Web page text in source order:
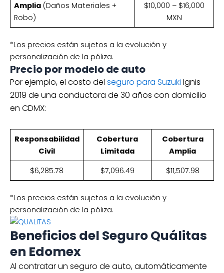
Amplia (Daños Materiales +
Robo)
$10,000 – $16,000
MXN
*Los precios están sujetos a la evolución y
personalización de la póliza.
Precio por modelo de auto
Por ejemplo, el costo del seguro para Suzuki Ignis
2019 de una conductora de 30 años con domicilio
en CDMX:
Responsabilidad
Civil
Cobertura
Limitada
Cobertura
Amplia
$6,285.78
$7,096.49 $11,507.98
*Los precios están sujetos a la evolución y
personalización de la póliza.
Beneficios del Seguro Quálitas
en Edomex
Al contratar un seguro de auto, automáticamente